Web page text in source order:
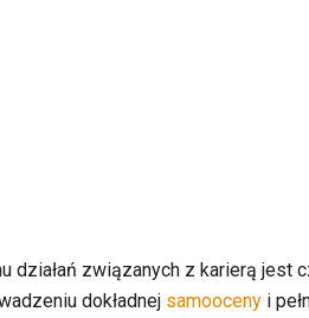
działań związanych z karierą jest
dokładnej samooceny i